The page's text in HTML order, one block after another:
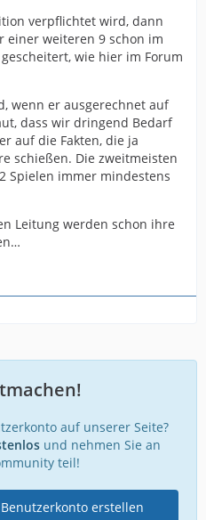
verpflichtet wird, dann
einer weiteren 9 schon im
wie hier im Forum
wenn er ausgerechnet auf
dass wir dringend Bedarf
auf die Fakten, die ja
schießen. Die zweitmeisten
Spielen immer mindestens
Leitung werden schon ihre
auf unserer Seite?
und nehmen Sie an
teil!
Benutzerkonto erstellen